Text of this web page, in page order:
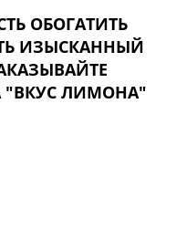
ОБОГАТИТЬ
ИЗЫСКАННЫЙ
"ВКУС ЛИМОНА"